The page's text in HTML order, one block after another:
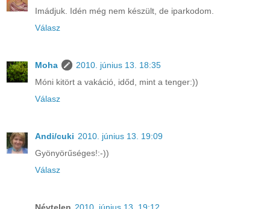
Imádjuk. Idén még nem készült, de iparkodom.
Válasz
Moha
2010. június 13. 18:35
Móni kitört a vakáció, időd, mint a tenger:))
Válasz
Andi/cuki 2010. június 13. 19:09
Gyönyörűséges!:-))
Válasz